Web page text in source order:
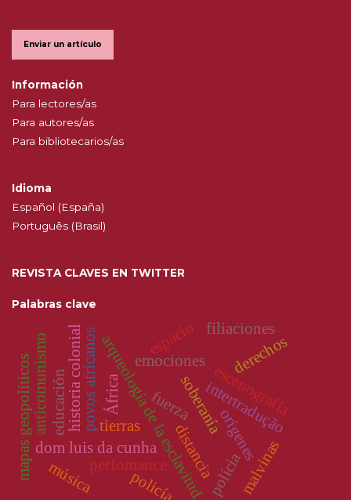
Enviar un artículo
Información
Para lectores/as
Para autores/as
Para bibliotecarios/as
Idioma
Español (España)
Português (Brasil)
REVISTA CLAVES EN TWITTER
Palabras clave
arqueología de la esclavitud
dom luis da cunha
soberaníaorígenes
malvinas
intertradução
povos africanos
mapas geopolíticos África fuerza
emociones
escenografía
perfomance
espacio
historia colonial
distancia
derechos
filiaciones
policía
música
educación
anticomunismo
polícia
tierras